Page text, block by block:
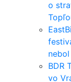
o
nebol
BDR
vo